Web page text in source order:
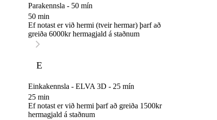
Parakennsla - 50 mín
50 min
Ef notast er við hermi (tveir hermar) þarf að
greiða 6000kr hermagjald á staðnum
E
Einkakennsla - ELVA 3D - 25 mín
25 min
Ef notast er við hermi þarf að greiða 1500kr
hermagjald á staðnum